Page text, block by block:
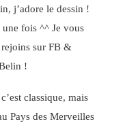
j’adore le dessin !
fois ^^ Je vous
sur FB &
!
classique, mais
Pays des Merveilles